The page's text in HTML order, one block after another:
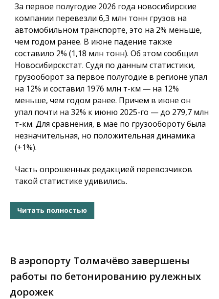
За первое полугодие 2026 года новосибирские
компании перевезли 6,3 млн тонн грузов на
автомобильном транспорте, это на 2% меньше,
чем годом ранее. В июне падение также
составило 2% (1,18 млн тонн). Об этом сообщил
Новосибирскстат. Судя по данным статистики,
грузооборот за первое полугодие в регионе упал
на 12% и составил 1976 млн т-км — на 12%
меньше, чем годом ранее. Причем в июне он
упал почти на 32% к июню 2025-го — до 279,7 млн
т-км. Для сравнения, в мае по грузообороту была
незначительная, но положительная динамика
(+1%).
Часть опрошенных редакцией перевозчиков
такой статистике удивились.
Читать полностью
В аэропорту Толмачёво завершены
работы по бетонированию рулежных
дорожек